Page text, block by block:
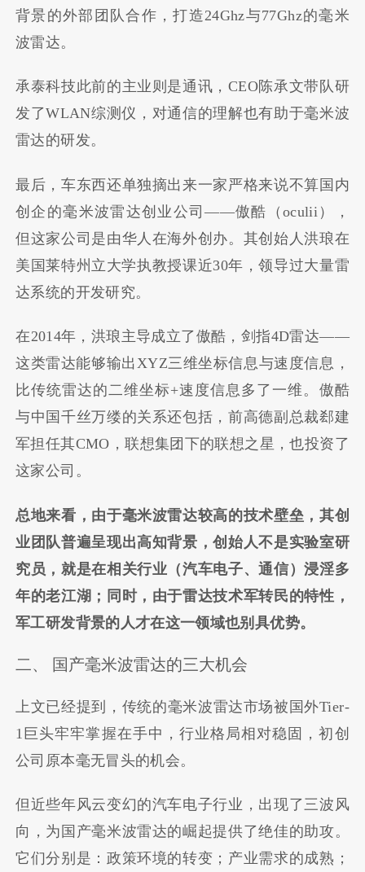
背景的外部团队合作，打造24Ghz与77Ghz的毫米
波雷达。
承泰科技此前的主业则是通讯，CEO陈承文带队研
发了WLAN综测仪，对通信的理解也有助于毫米波
雷达的研发。
最后，车东西还单独摘出来一家严格来说不算国内
创企的毫米波雷达创业公司——傲酷（oculii），
但这家公司是由华人在海外创办。其创始人洪琅在
美国莱特州立大学执教授课近30年，领导过大量雷
达系统的开发研究。
在2014年，洪琅主导成立了傲酷，剑指4D雷达——
这类雷达能够输出XYZ三维坐标信息与速度信息，
比传统雷达的二维坐标+速度信息多了一维。傲酷
与中国千丝万缕的关系还包括，前高德副总裁郄建
军担任其CMO，联想集团下的联想之星，也投资了
这家公司。
总地来看，由于毫米波雷达较高的技术壁垒，其创
业团队普遍呈现出高知背景，创始人不是实验室研
究员，就是在相关行业（汽车电子、通信）浸淫多
年的老江湖；同时，由于雷达技术军转民的特性，
军工研发背景的人才在这一领域也别具优势。
二、 国产毫米波雷达的三大机会
上文已经提到，传统的毫米波雷达市场被国外Tier-
1巨头牢牢掌握在手中，行业格局相对稳固，初创
公司原本毫无冒头的机会。
但近些年风云变幻的汽车电子行业，出现了三波风
向，为国产毫米波雷达的崛起提供了绝佳的助攻。
它们分别是：政策环境的转变；产业需求的成熟；